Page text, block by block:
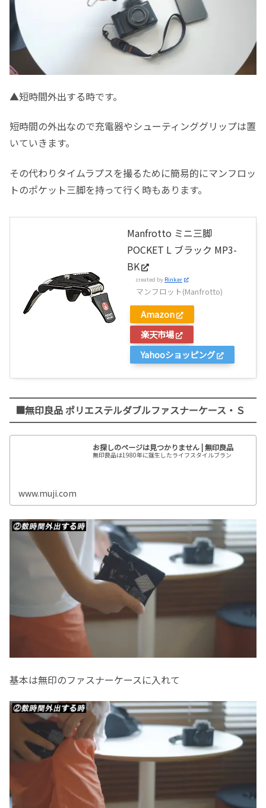
▲短時間外出する時です。
短時間の外出なので充電器やシューティンググリップは置
いていきます。
その代わりタイムラプスを撮るために簡易的にマンフロッ
トのポケット三脚を持って行く時もあります。
Manfrotto ミニ三脚
POCKET L ブラック MP3-
BK
created by Rinker
マンフロット(Manfrotto)
Amazon
楽天市場
Yahooショッピング
■無印良品 ポリエステルダブルファスナーケース・Ｓ
お探しのページは見つかりません | 無印良品
無印良品は1980年に誕生したライフスタイルブラン
www.muji.com
基本は無印のファスナーケースに入れて